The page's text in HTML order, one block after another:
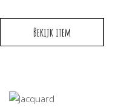
Bekijk item